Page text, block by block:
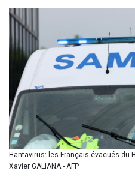
Hantavirus: les Français évacués du
Xavier GALIANA - AFP